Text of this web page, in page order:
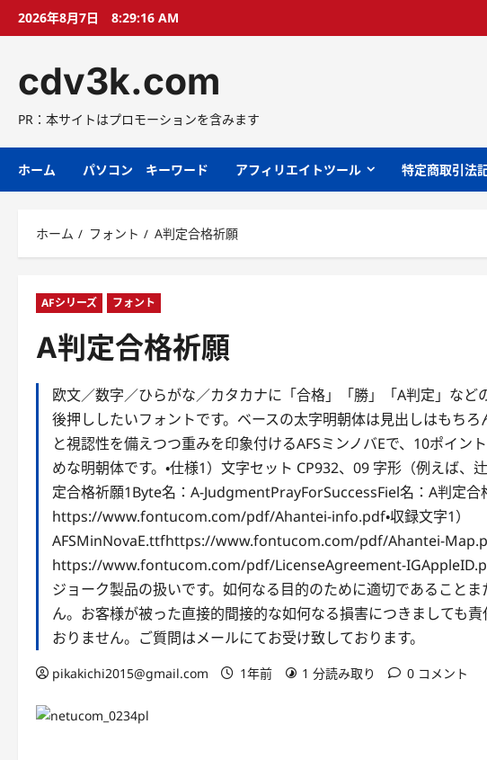
プ
2026年8月7日 8:29:17 AM
cdv3k.com
PR：本サイトはプロモーションを含みます
ホーム パソコン キーワード アフィリエイトツール 特定商取引法
ホーム フォント A判定合格祈願
AFシリーズ フォント
A判定合格祈願
欧文／数字／ひらがな／カタカナに「合格」「勝」「A判定」な
後押ししたいフォントです。ベースの太字明朝体は見出しはもち
と視認性を備えつつ重みを印象付けるAFSミンノバEで、10ポイ
めな明朝体です。・仕様1）文字セット CP932、09 字形（例えば
定合格祈願1Byte名：A-JudgmentPrayForSuccessFiel名：A判定合
https://www.fontucom.com/pdf/Ahantei-info.pdf・収録文字1）
AFSMinNovaE.ttfhttps://www.fontucom.com/pdf/Ahantei-
https://www.fontucom.com/pdf/LicenseAgreement-
ジョーク製品の扱いです。如何なる目的のために適切であること
ん。お客様が被った直接的間接的な如何なる損害につきましても
おりません。ご質問はメールにてお受け致しております。
pikakichi2015@gmail.com 1年前 1 分読み取り 0 コメント